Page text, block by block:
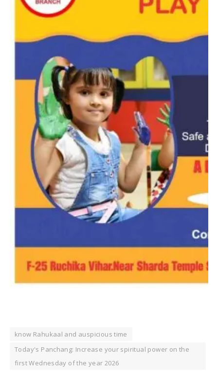
know Rahukaal and auspicious time
Today's Panchang: Increase your spiritual power on the
first Wednesday of the year 2026